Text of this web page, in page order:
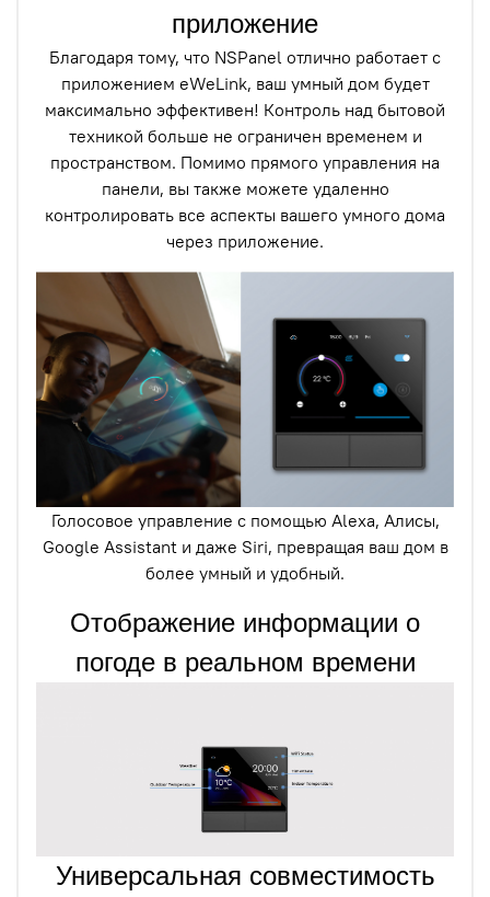
приложение
Благодаря тому, что NSPanel отлично работает с
приложением eWeLink, ваш умный дом будет
максимально эффективен! Контроль над бытовой
техникой больше не ограничен временем и
пространством. Помимо прямого управления на
панели, вы также можете удаленно
контролировать все аспекты вашего умного дома
через приложение.
Голосовое управление с помощью Alexa, Алисы,
Google Assistant и даже Siri, превращая ваш дом в
более умный и удобный.
Отображение информации о
погоде в реальном времени
Универсальная совместимость